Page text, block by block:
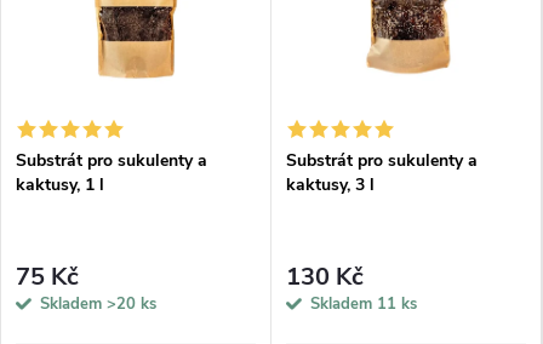
Substrát pro sukulenty a
kaktusy, 1 l
75 Kč
Skladem >20 ks
Substrát pro sukulenty a
kaktusy, 3 l
130 Kč
Skladem 11 ks